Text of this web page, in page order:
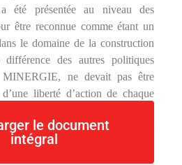
été présentée au niveau des
être reconnue comme étant un
le domaine de la construction
des autres politiques
MINERGIE, ne devait pas être
liberté d’action de chaque
était ainsi, le maitre mot
dans ces débuts.
le document
intégral